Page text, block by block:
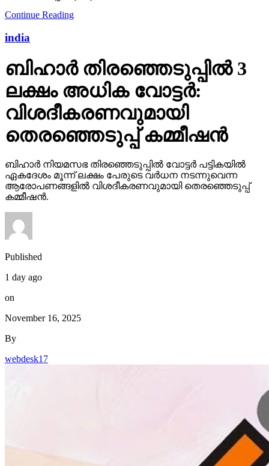
Continue Reading
india
ബിഹാര്‍ തിരഞ്ഞെടുപ്പില്‍ 3
ലക്ഷം അധിക വോട്ടര്‍:
വിശദീകരണവുമായി
തെരഞ്ഞെടുപ്പ് കമ്മീഷന്‍
ബിഹാര്‍ നിയമസഭ തിരഞ്ഞെടുപ്പില്‍ വോട്ടര്‍ പട്ടികയില്‍
ഏകദേശം മൂന്ന് ലക്ഷം പേരുടെ വര്‍ധന നടന്നുവെന്ന
ആരോപണങ്ങളില്‍ വിശദീകരണവുമായി തെരഞ്ഞെടുപ്പ്
കമ്മീഷന്‍.
Published
1 day ago
on
November 16, 2025
By
webdesk17